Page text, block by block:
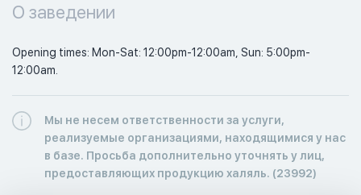
О заведении
Opening times: Mon-Sat: 12:00pm-12:00am, Sun: 5:00pm-
12:00am.
Мы не несем ответственности за услуги,
реализуемые организациями, находящимися у нас
в базе. Просьба дополнительно уточнять у лиц,
предоставляющих продукцию халяль. (23992)